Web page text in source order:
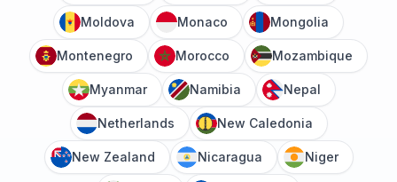
Moldova Monaco Mongolia
Montenegro Morocco Mozambique
Myanmar Namibia Nepal
Netherlands New Caledonia
New Zealand Nicaragua Niger